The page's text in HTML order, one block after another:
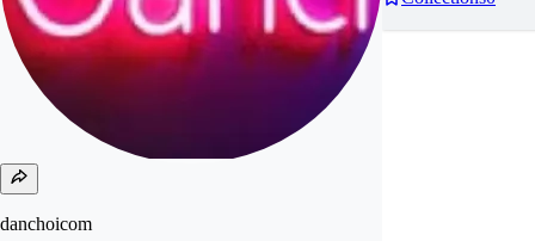
danchoicom